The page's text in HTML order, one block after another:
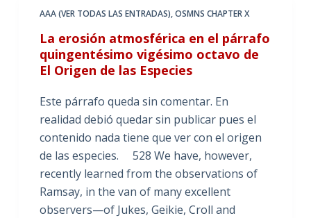
AAA (VER TODAS LAS ENTRADAS),OSMNS CHAPTER X
La erosión atmosférica en el párrafo
quingentésimo vigésimo octavo de
El Origen de las Especies
Este párrafo queda sin comentar. En
realidad debió quedar sin publicar pues el
contenido nada tiene que ver con el origen
de las especies. 528 We have, however,
recently learned from the observations of
Ramsay, in the van of many excellent
observers—of Jukes, Geikie, Croll and